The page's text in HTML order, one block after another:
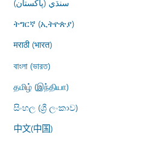
سنڌي (پاکستان)
ትግርኛ (ኢትዮጵያ)
मराठी (भारत)
বাংলা (ভারত)
தமிழ் (இந்தியா)
සිංහල (ශ්‍රී ලංකාව)
中文(中国)